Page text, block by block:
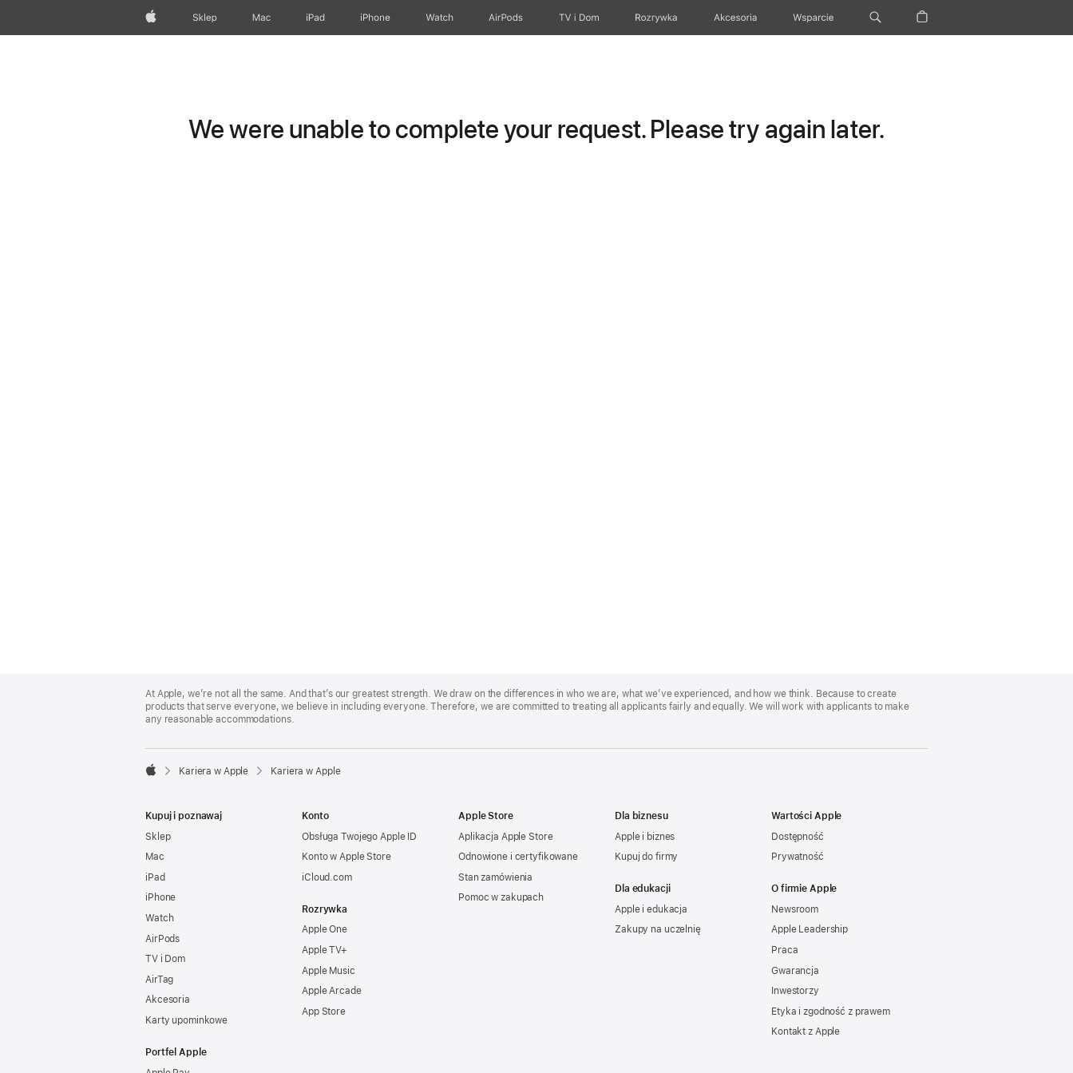
Apple Sklep Mac iPad iPhone Watch AirPods TV i Dom Rozrywka Akcesoria Wsparcie
We were unable to complete your request. Please try again later.
Footer
At Apple, we’re not all the same. And that’s our greatest strength. We draw on the differences in who we are, what we’ve experienced, and how we think. Because to create
products that serve everyone, we believe in including everyone. Therefore, we are committed to treating all applicants fairly and equally. We will work with applicants to make
any reasonable accommodations.

Kariera w Apple Kariera w Apple
Kupuj i poznawaj
Sklep
Mac
iPad
iPhone
Watch
AirPods
TV i Dom
AirTag
Akcesoria
Karty upominkowe
Portfel Apple
Konto
Obsługa Twojego Apple ID
Konto w Apple Store
iCloud.com
Rozrywka
Apple One
Apple TV+
Apple Music
Apple Arcade
App Store
Apple Store
Aplikacja Apple Store
Odnowione i certyfikowane
Stan zamówienia
Pomoc w zakupach
Dla biznesu
Apple i biznes
Kupuj do firmy
Dla edukacji
Apple i edukacja
Zakupy na uczelnię
Wartości Apple
Dostępność
Prywatność
O firmie Apple
Newsroom
Apple Leadership
Praca
Gwarancja
Inwestorzy
Etyka i zgodność z prawem
Kontakt z Apple